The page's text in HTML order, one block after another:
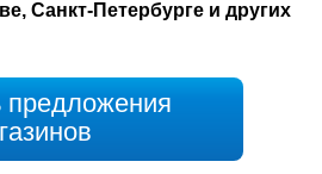
Санкт-Петербурге и других
предложения